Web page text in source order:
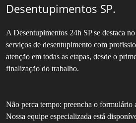
Desentupimentos SP.
A Desentupimentos 24h SP se destaca
serviços de desentupimento com
atenção em todas as etapas, desde o
finalização do trabalho.
Não perca tempo: preencha o formulário
Nossa equipe especializada está